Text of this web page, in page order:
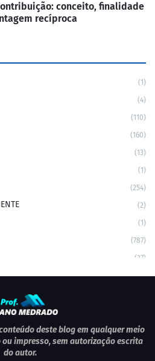
conceito, finalidade
recíproca
(1)
(4)
(110)
(160)
(13)
(1)
(254)
(2)
(1)
(787)
(37)
(9)
(1)
(1)
deste blog em qualquer meio
impresso, sem autorização escrita
do autor.